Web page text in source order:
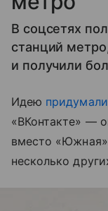
В соцсетях
станций
и получили
Идею придумали
«ВКонтакте» —
вместо
несколько